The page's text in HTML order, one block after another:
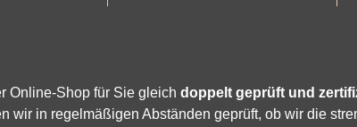
Online-Shop für Sie gleich doppelt geprüft und
wir in regelmäßigen Abständen geprüft, ob wir die